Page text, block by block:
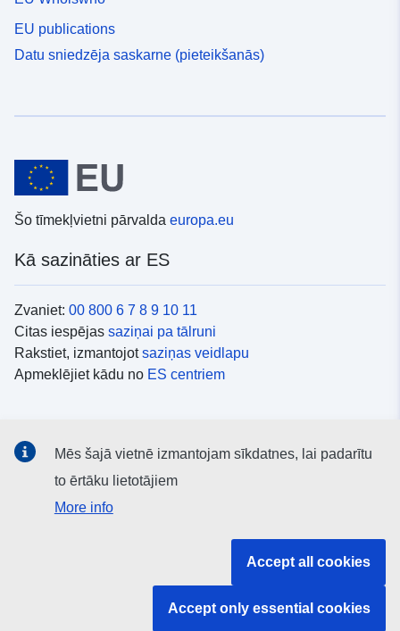
EU publications
Datu sniedzēja saskarne (pieteikšanās)
Šo tīmekļvietni pārvalda europa.eu
Kā sazināties ar ES
Zvaniet: 00 800 6 7 8 9 10 11
Citas iespējas saziņai pa tālruni
Rakstiet, izmantojotsaziņas veidlapu
Apmeklējiet kādu no ES centriem
ES kontisociālajos medijos
Mēs šajā vietnē izmantojam sīkdatnes, lai padarītu
to ērtāku lietotājiem
More info
Accept all cookies
Accept only essential cookies